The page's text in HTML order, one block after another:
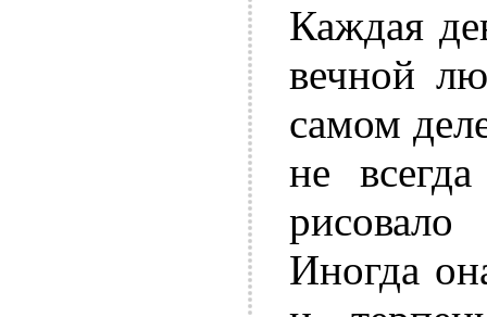
Каждая
вечной
самом
не
рисовало
Иногда